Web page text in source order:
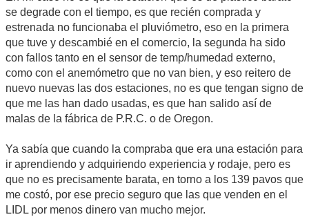
se degrade con el tiempo, es que recién comprada y
estrenada no funcionaba el pluviómetro, eso en la primera
que tuve y descambié en el comercio, la segunda ha sido
con fallos tanto en el sensor de temp/humedad externo,
como con el anemómetro que no van bien, y eso reitero de
nuevo nuevas las dos estaciones, no es que tengan signo de
que me las han dado usadas, es que han salido así de
malas de la fábrica de P.R.C. o de Oregon.
Ya sabía que cuando la compraba que era una estación para
ir aprendiendo y adquiriendo experiencia y rodaje, pero es
que no es precisamente barata, en torno a los 139 pavos que
me costó, por ese precio seguro que las que venden en el
LIDL por menos dinero van mucho mejor.